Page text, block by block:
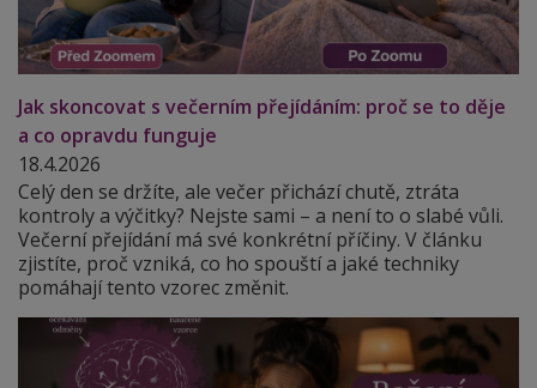
Jak skoncovat s večerním přejídáním: proč se to děje
a co opravdu funguje
18.4.2026
Celý den se držíte, ale večer přichází chutě, ztráta
kontroly a výčitky? Nejste sami – a není to o slabé vůli.
Večerní přejídání má své konkrétní příčiny. V článku
zjistíte, proč vzniká, co ho spouští a jaké techniky
pomáhají tento vzorec změnit.